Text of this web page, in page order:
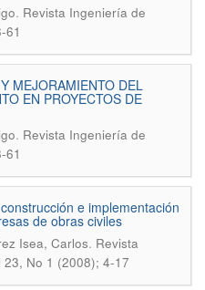
. Revista Ingeniería de
61
MEJORAMIENTO DEL
EN PROYECTOS DE
. Revista Ingeniería de
61
e implementación
de obras civiles
Isea, Carlos. Revista
No 1 (2008); 4-17